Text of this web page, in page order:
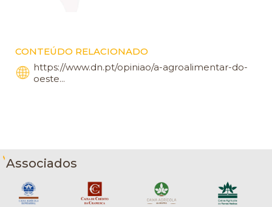
CONTEÚDO RELACIONADO
https://www.dn.pt/opiniao/a-agroalimentar-do-
oeste...
Associados